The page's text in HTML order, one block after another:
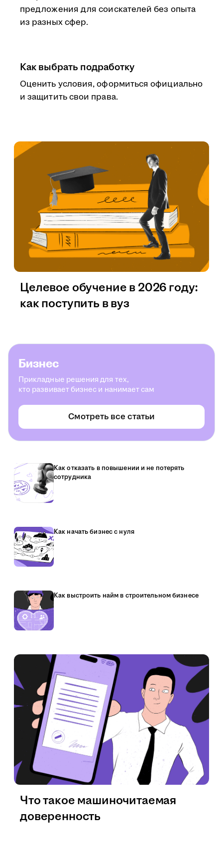
предложения для соискателей без опыта
из разных сфер.
Как выбрать подработку
Оценить условия, оформиться официально
и защитить свои права.
Целевое обучение в 2026 году:
как поступить в вуз
Бизнес
Прикладные решения для тех,
кто развивает бизнес и нанимает сам
Смотреть все статьи
Как отказать в повышении и не потерять
сотрудника
Как начать бизнес с нуля
Как выстроить найм в строительном бизнесе
Что такое машиночитаемая
доверенность